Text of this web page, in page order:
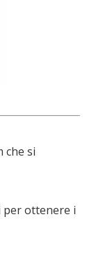
che si
per ottenere i